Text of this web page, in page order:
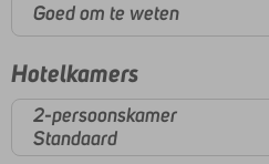
Goed om te weten
Hotelkamers
2-persoonskamer
Standaard